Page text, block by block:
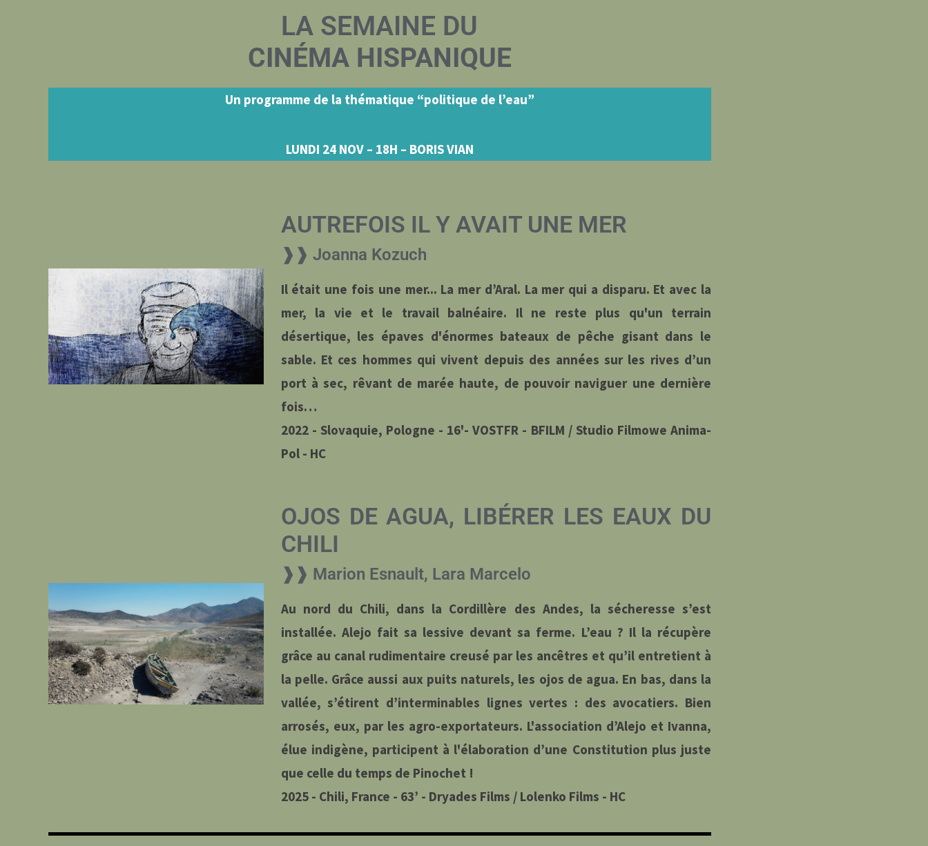
LA SEMAINE DU
CINÉMA HISPANIQUE
Un programme de la thématique “politique de l’eau”
LUNDI 24 NOV– 18H – BORIS VIAN
AUTREFOIS IL Y AVAIT UNE MER
❱❱ Joanna Kozuch
Il était une fois une mer... La mer d’Aral. La mer qui a disparu. Et avec la
mer, la vie et le travail balnéaire. Il ne reste plus qu'un terrain
désertique, les épaves d'énormes bateaux de pêche gisant dans le
sable. Et ces hommes qui vivent depuis des années sur les rives d’un
port à sec, rêvant de marée haute, de pouvoir naviguer une dernière
fois…
2022 - Slovaquie, Pologne - 16'- VOSTFR - BFILM / Studio Filmowe Anima-
Pol - HC
OJOS DE AGUA, LIBÉRER LES EAUX DU
CHILI
❱❱ Marion Esnault, Lara Marcelo
Au nord du Chili, dans la Cordillère des Andes, la sécheresse s’est
installée. Alejo fait sa lessive devant sa ferme. L’eau ? Il la récupère
grâce au canal rudimentaire creusé par les ancêtres et qu’il entretient à
la pelle. Grâce aussi aux puits naturels, les ojos de agua. En bas, dans la
vallée, s’étirent d’interminables lignes vertes : des avocatiers. Bien
arrosés, eux, par les agro-exportateurs. L'association d’Alejo et Ivanna,
élue indigène, participent à l'élaboration d’une Constitution plus juste
que celle du temps de Pinochet !
2025 - Chili, France - 63’ - Dryades Films / Lolenko Films - HC